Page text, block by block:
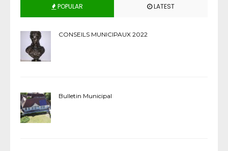
POPULAR LATEST
CONSEILS MUNICIPAUX 2022
Bulletin Municipal